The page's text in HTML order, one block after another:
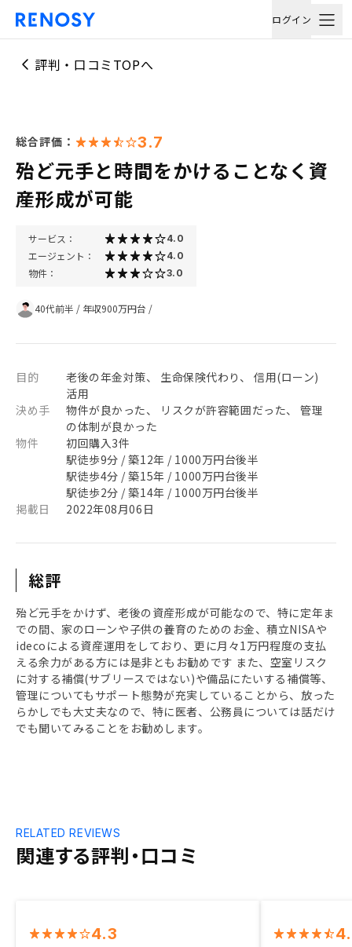
ログイン
評判・口コミTOPへ
総合評価： 3.7
殆ど元手と時間をかけることなく資
産形成が可能
サービス： 4.0
エージェント： 4.0
物件： 3.0
40代前半 / 年収900万円台 /
目的
老後の年金対策、 生命保険代わり、 信用(ローン)
活用
決め手
物件が良かった、 リスクが許容範囲だった、 管理
の体制が良かった
物件
初回購入3件
駅徒歩9分 / 築12年 / 1000万円台後半
駅徒歩4分 / 築15年 / 1000万円台後半
駅徒歩2分 / 築14年 / 1000万円台後半
掲載日
2022年08月06日
総評
殆ど元手をかけず、老後の資産形成が可能なので、特に定年ま
での間、家のローンや子供の養育のためのお金、積立NISAや
idecoによる資産運用をしており、更に月々1万円程度の支払
える余力がある方には是非ともお勧めです また、空室リスク
に対する補償(サブリースではない)や備品にたいする補償等、
管理についてもサポート態勢が充実していることから、放った
らかしでも大丈夫なので、特に医者、公務員については話だけ
でも聞いてみることをお勧めします。
関連する評判・口コミ
RELATED REVIEWS
4.3